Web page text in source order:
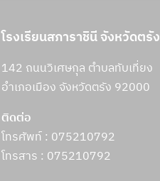
โรงเรียนสภาราชินี จังหวัดตรัง
142 ถนนวิเศษกุล ตำบลทับเที่ยง
อำเภอเมือง จังหวัดตรัง 92000
ติดต่อ
โทรศัพท์ : 075210792
โทรสาร : 075210792